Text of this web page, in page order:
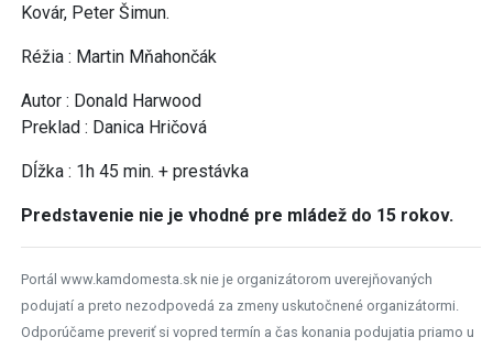
Kovár, Peter Šimun.
Réžia : Martin Mňahončák
Autor : Donald Harwood
Preklad : Danica Hričová
Dĺžka : 1h 45 min. + prestávka
Predstavenie nie je vhodné pre mládež do 15 rokov.
Portál www.kamdomesta.sk nie je organizátorom uverejňovaných
podujatí a preto nezodpovedá za zmeny uskutočnené organizátormi.
Odporúčame preveriť si vopred termín a čas konania podujatia priamo u